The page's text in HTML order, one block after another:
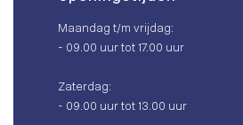
Maandag t/m vrijdag:
- 09.00 uur tot 17.00 uur
Zaterdag:
- 09.00 uur tot 13.00 uur